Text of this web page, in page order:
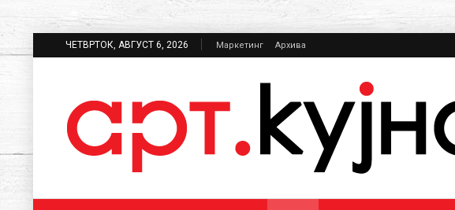
ЧЕТВРТОК, АВГУСТ 6, 2026 Маркетинг Архива